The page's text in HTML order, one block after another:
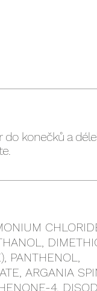
konečků a
PANTHENOL,
ARGANIA
4,